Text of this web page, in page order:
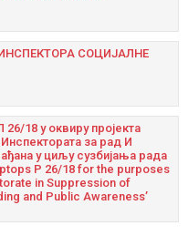
СОЦИЈАЛНЕ
18 у оквиру пројекта
за рад И
у циљу сузбијања рада
P 26/18 for the purposes
in Suppression of
and Public Awareness’